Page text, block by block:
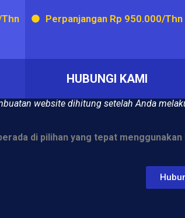
Perpanjangan Rp 950.000/Thn
HUBUNGI KAMI
website dihitung setelah Anda
di pilihan yang tepat